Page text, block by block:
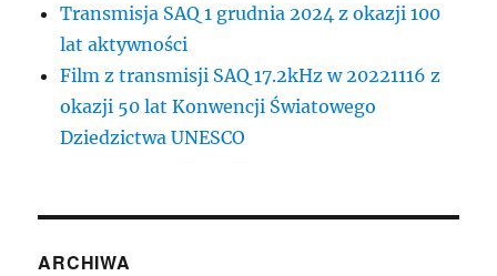
Transmisja SAQ 1 grudnia 2024 z okazji 100
lat aktywności
Film z transmisji SAQ 17.2kHz w 20221116 z
okazji 50 lat Konwencji Światowego
Dziedzictwa UNESCO
ARCHIWA